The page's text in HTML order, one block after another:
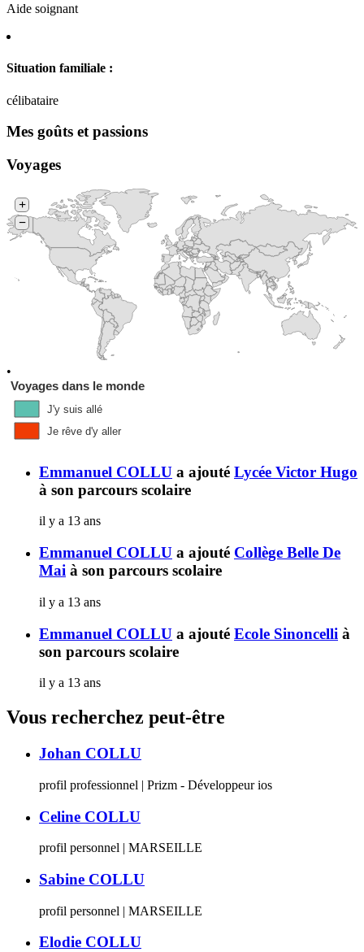
Aide soignant
Situation familiale :
célibataire
Mes goûts et passions
Voyages
•
+
−
Voyages dans le monde
J'y suis allé
Je rêve d'y aller
Emmanuel COLLU a ajouté Lycée Victor Hugo
à son parcours scolaire
il y a 13 ans
Emmanuel COLLU a ajouté Collège Belle De
Mai à son parcours scolaire
il y a 13 ans
Emmanuel COLLU a ajouté Ecole Sinoncelli à
son parcours scolaire
il y a 13 ans
Vous recherchez peut-être
Johan COLLU
profil professionnel | Prizm - Développeur ios
Celine COLLU
profil personnel | MARSEILLE
Sabine COLLU
profil personnel | MARSEILLE
Elodie COLLU